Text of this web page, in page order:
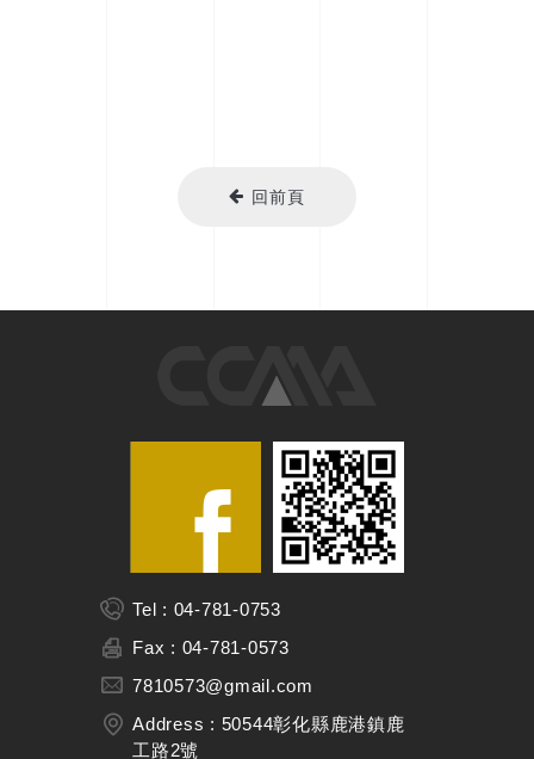
回前頁
Tel : 04-781-0753
Fax : 04-781-0573
7810573@gmail.com
Address : 50544彰化縣鹿港鎮鹿
工路2號